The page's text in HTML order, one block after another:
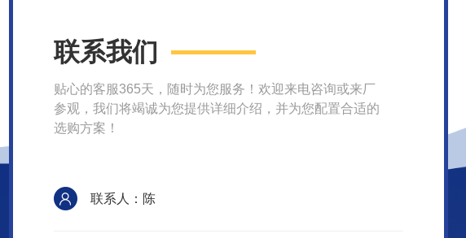
联系我们
贴心的客服365天，随时为您服务！欢迎来电咨询或来厂
参观，我们将竭诚为您提供详细介绍，并为您配置合适的
选购方案！
联系人：陈